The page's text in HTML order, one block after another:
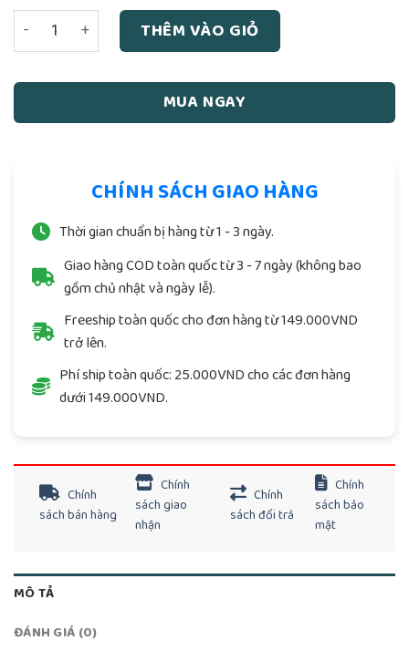
Độn Giáp Lược Giải - Đỗ Quân, Nguyễn Phú Cường số
THÊM VÀO GIỎ
MUA NGAY
CHÍNH SÁCH GIAO HÀNG
Thời gian chuẩn bị hàng từ 1 - 3 ngày.
Giao hàng COD toàn quốc từ 3 - 7 ngày (không bao
gồm chủ nhật và ngày lễ).
Freeship toàn quốc cho đơn hàng từ 149.000VND
trở lên.
Phí ship toàn quốc: 25.000VND cho các đơn hàng
dưới 149.000VND.
Chính
sách bán hàng
Chính
sách giao
nhận
Chính
sách đổi trả
Chính
sách bảo
mật
MÔ TẢ
ĐÁNH GIÁ (0)